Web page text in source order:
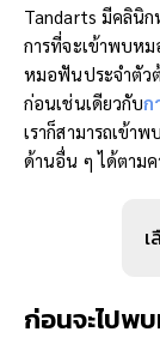
Tandarts มีคลินิก
การที่จะเข้าพบห
หมอฟันประจำตัว
ก่อนเช่นเดียวกับก
เราก็สามารถเข้า
ด้านอื่น ๆ ได้ตาม
ก่อนจะไปพ